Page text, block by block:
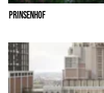
PRINSENHOF